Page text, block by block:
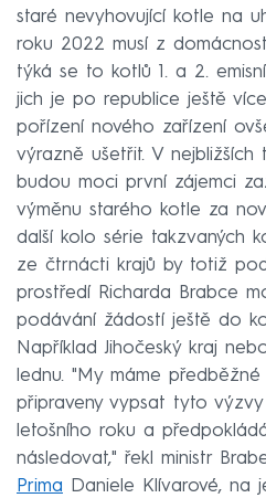
staré nevyhovující kotle na
roku 2022 musí z
týká se to kotlů 1. a 2.
jich je po republice ještě
pořízení nového zařízení
výrazně ušetřit. V nejbližších
budou moci první zájemci
výměnu starého kotle za
další kolo série takzvaných
ze čtrnácti krajů by totiž
prostředí Richarda Brabce
podávání žádostí ještě do
Například Jihočeský kraj
lednu. "My máme
připraveny vypsat tyto
letošního roku a
následovat," řekl ministr
Prima Daniele Klívarové, na